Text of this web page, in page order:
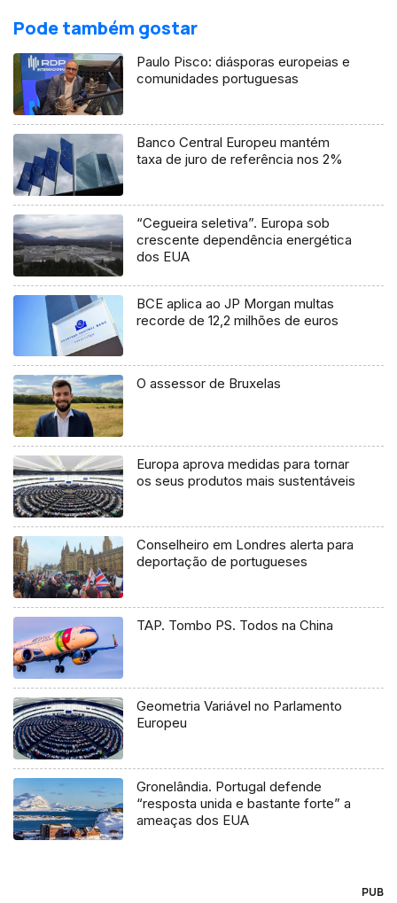
Pode também gostar
Paulo Pisco: diásporas europeias e
comunidades portuguesas
Banco Central Europeu mantém
taxa de juro de referência nos 2%
“Cegueira seletiva”. Europa sob
crescente dependência energética
dos EUA
BCE aplica ao JP Morgan multas
recorde de 12,2 milhões de euros
O assessor de Bruxelas
Europa aprova medidas para tornar
os seus produtos mais sustentáveis
Conselheiro em Londres alerta para
deportação de portugueses
TAP. Tombo PS. Todos na China
Geometria Variável no Parlamento
Europeu
Gronelândia. Portugal defende
“resposta unida e bastante forte” a
ameaças dos EUA
PUB